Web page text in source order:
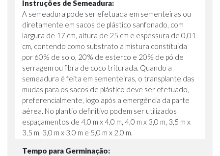
Instruções de Semeadura:
A semeadura pode ser efetuada em sementeiras ou
diretamente em sacos de plástico sanfonado, com
largura de 17 cm, altura de 25 cm e espessura de 0,01
cm, contendo como substrato a mistura constituída
por 60% de solo, 20% de esterco e 20% de pó de
serragem ou fibra de coco triturada. Quando a
semeadura é feita em sementeiras, o transplante das
mudas para os sacos de plástico deve ser efetuado,
preferencialmente, logo após a emergência da parte
aérea. No plantio definitivo podem ser utilizados
espaçamentos de 4,0 m x 4,0 m, 4,0 m x 3,0 m, 3,5 m x
3,5 m, 3,0 m x 3,0 m e 5,0 m x 2,0 m.
Tempo para Germinação: